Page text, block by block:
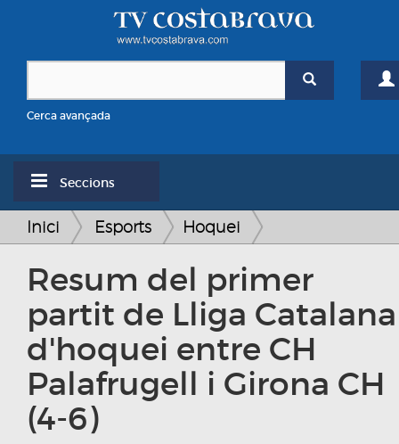
Cerca avançada
Seccions
Inici Esports Hoquei
Resum del primer
partit de Lliga Catalana
d'hoquei entre CH
Palafrugell i Girona CH
(4-6)